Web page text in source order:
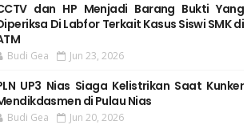
dan HP Menjadi Barang Bukti Yang
Di Labfor Terkait Kasus Siswi SMK di
Budi Gea Jun 23, 2026
UP3 Nias Siaga Kelistrikan Saat Kunker
di Pulau Nias
Budi Gea Jun 20, 2026